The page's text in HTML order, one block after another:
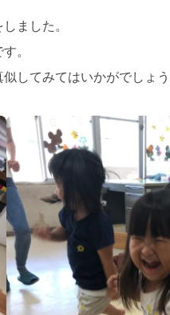
ました。
。
してみてはいかがでしょ